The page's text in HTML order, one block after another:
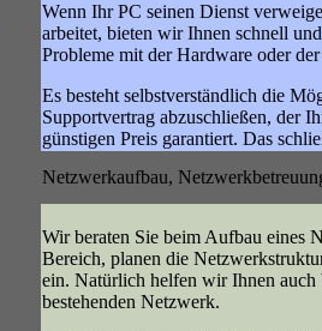
Wenn Ihr PC seinen Dienst
arbeitet, bieten wir Ihnen schnell
Probleme mit der Hardware oder
Es besteht selbstverständlich die
Supportvertrag abzuschließen, der
günstigen Preis garantiert. Das
Netzwerkaufbau,
Wir beraten Sie beim Aufbau eines
Bereich, planen die
ein. Natürlich helfen wir Ihnen auch
bestehenden Netzwerk.